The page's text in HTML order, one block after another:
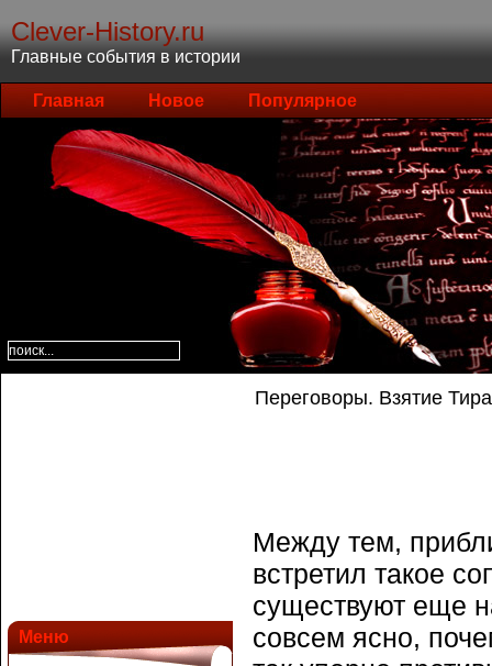
Clever-History.ru
Главные события в истории
Главная Новое Популярное
Меню
Переговоры. Взятие Тира
Между тем,
встретил такое
существуют еще
совсем ясно,